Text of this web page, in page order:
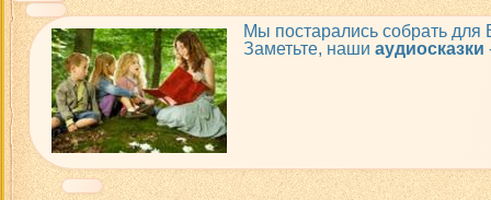
Мы постарались собрать
Заметьте, наши аудиосказки